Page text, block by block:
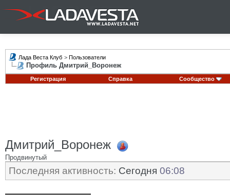
Лада Веста Клуб > Пользователи
Профиль Дмитрий_Воронеж
Регистрация Справка Сообщество
Дмитрий_Воронеж
Продвинутый
Последняя активность: Сегодня 06:08